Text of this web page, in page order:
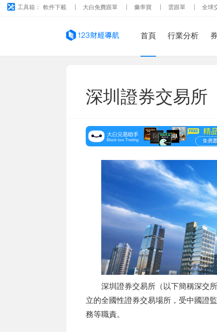
工具箱： 軟件下載 大白免費跟單 彙率寶 雲跟單 全球
首頁 行業分析
深圳證券交易所
深圳證券交易所（以下簡稱深交
立的全國性證券交易場所，受中國證
務等職責。